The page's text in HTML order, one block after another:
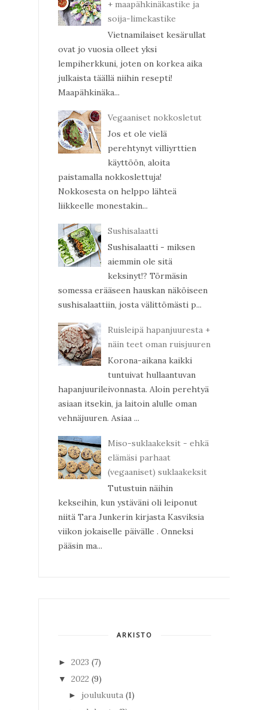
+ maapähkinäkastike ja
soija-limekastike
Vietnamilaiset kesärullat
ovat jo vuosia olleet yksi
lempiherkkuni, joten on korkea aika
julkaista täällä niihin resepti!
Maapähkinäka...
Vegaaniset nokkosletut
Jos et ole vielä
perehtynyt villiyrttien
käyttöön, aloita
paistamalla nokkoslettuja!
Nokkosesta on helppo lähteä
liikkeelle monestakin...
Sushisalaatti
Sushisalaatti - miksen
aiemmin ole sitä
keksinyt!? Törmäsin
somessa erääseen hauskan näköiseen
sushisalaattiin, josta välittömästi p...
Ruisleipä hapanjuuresta +
näin teet oman ruisjuuren
Korona-aikana kaikki
tuntuivat hullaantuvan
hapanjuurileivonnasta. Aloin perehtyä
asiaan itsekin, ja laitoin alulle oman
vehnäjuuren. Asiaa ...
Miso-suklaakeksit - ehkä
elämäsi parhaat
(vegaaniset) suklaakeksit
Tutustuin näihin
kekseihin, kun ystäväni oli leiponut
niitä Tara Junkerin kirjasta Kasviksia
viikon jokaiselle päivälle . Onneksi
pääsin ma...
ARKISTO
► 2023 (7)
▼ 2022 (9)
► joulukuuta (1)